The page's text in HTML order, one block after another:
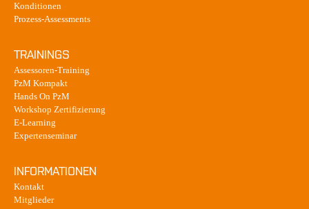
Konditionen
Prozess-Assessments
TRAININGS
Assessoren-Training
PzM Kompakt
Hands On PzM
Workshop Zertifizierung
E-Learning
Expertenseminar
INFORMATIONEN
Kontakt
Mitglieder